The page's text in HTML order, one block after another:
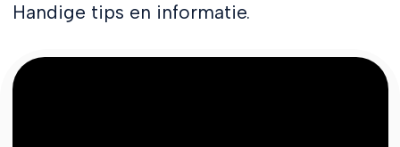
Handige tips en informatie.